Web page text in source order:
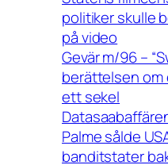
politiker skulle
på video
Gevär m/96 –
berättelsen om
ett sekel
Palme sålde
banditstater